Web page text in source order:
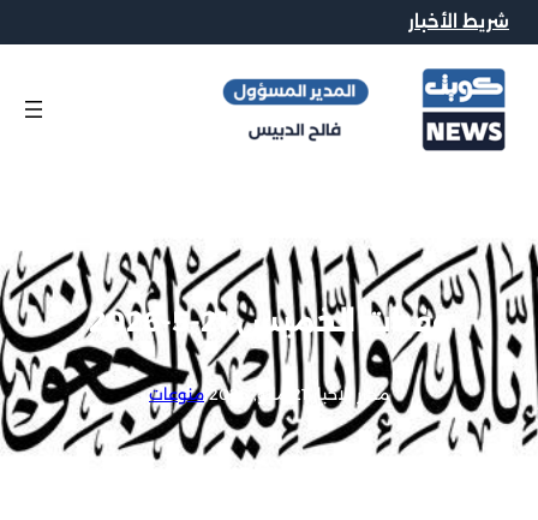
شريط الأخبار
وفيات الخميس 21-5-2026
محرر الاخبار|21 مايو, 2026 |منوعات